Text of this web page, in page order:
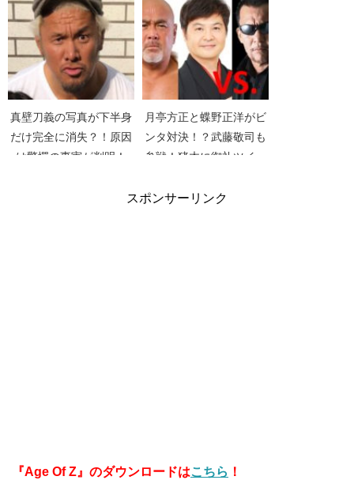
ツビー】
真壁刀義の写真が下半身
だけ完全に消失？！原因
は驚愕の事実が判明！
月亭方正と蝶野正洋がビ
ンタ対決！？武藤敬司も
参戦！猪木に御礼ツイー
いけないシリーズ】【プ
スポンサーリンク
『Age Of Z』のダウンロードはこちら ！